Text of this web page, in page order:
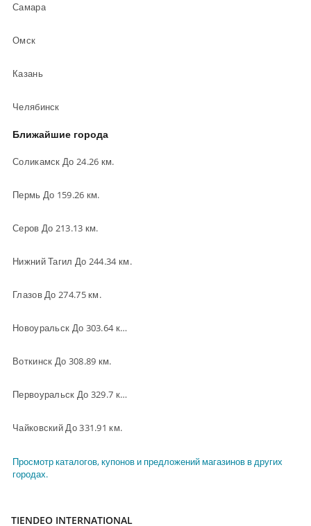
Самара
Омск
Казань
Челябинск
Ближайшие города
Соликамск До 24.26 км.
Пермь До 159.26 км.
Серов До 213.13 км.
Нижний Тагил До 244.34 км.
Глазов До 274.75 км.
Новоуральск До 303.64 км.
Воткинск До 308.89 км.
Первоуральск До 329.7 км.
Чайковский До 331.91 км.
Просмотр каталогов, купонов и предложений магазинов в других
городах.
TIENDEO INTERNATIONAL